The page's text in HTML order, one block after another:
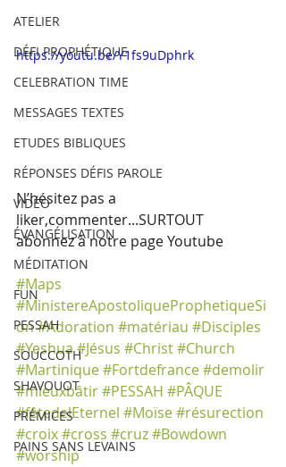
ATELIER
DÉFI PROPHÉTIQUE
CELEBRATION TIME
MESSAGES TEXTES
ETUDES BIBLIQUES
RÉPONSES DÉFIS PAROLE
VIDÉO
ÉVANGÉLISATION
MÉDITATION
FUN
PESSAH
SOUCCOTH
SHAVOUOT
PRÉMICES
PAINS SANS LEVAINS
https://youtu.be/Y1fs9uDphrk
N’hésitez pas a
liker,commenter...SURTOUT
abonnez à notre page Youtube
#Maps
#MinistereApostoliqueProphetiqueSi
on#Adoration #matériau #Disciples
#Yeshua #Jésus #Christ#Church
#Martinique#Fortdefrance#demolir
#mieuxbâtir#PESSAH #PÂQUE
#fêtedelEternel #Moïse#résurection
#croix#cross #cruz#Bowdown
#worship